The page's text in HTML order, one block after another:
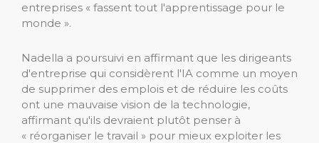
entreprises « fassent tout l'apprentissage pour le
monde ».
Nadella a poursuivi en affirmant que les dirigeants
d'entreprise qui considèrent l'IA comme un moyen
de supprimer des emplois et de réduire les coûts
ont une mauvaise vision de la technologie,
affirmant qu'ils devraient plutôt penser à
« réorganiser le travail » pour mieux exploiter les